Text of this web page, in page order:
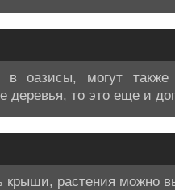
в оазисы, могут
деревья, то это еще и
крыши, растения можно